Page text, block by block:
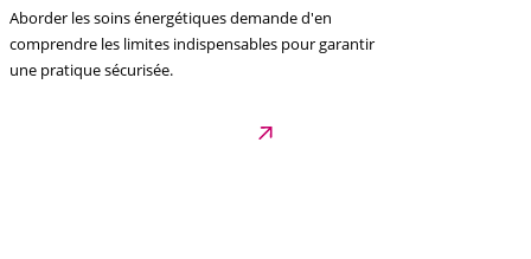
Aborder les soins énergétiques demande d'en
comprendre les limites indispensables pour garantir
une pratique sécurisée.